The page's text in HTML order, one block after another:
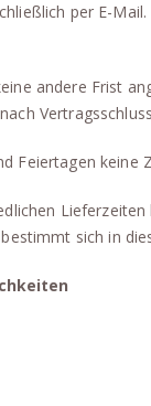
per E-
andere Frist
Feiertagen keine
sich in